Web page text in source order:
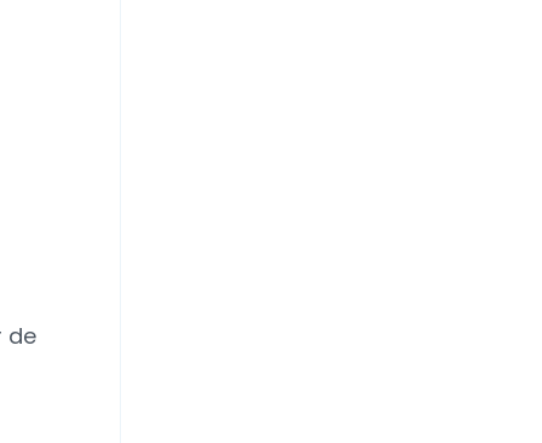
de